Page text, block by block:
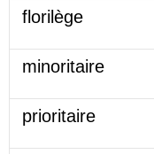
florilège
minoritaire
prioritaire